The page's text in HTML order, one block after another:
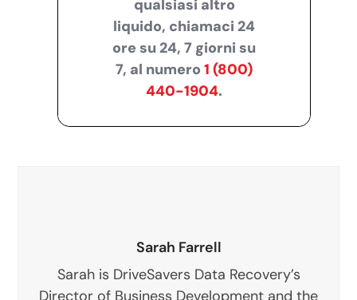
qualsiasi altro
liquido, chiamaci 24
ore su 24, 7 giorni su
7, al numero1 (800)
440-1904.
Sarah Farrell
Sarah is DriveSavers Data Recovery’s
Director of Business Development and the